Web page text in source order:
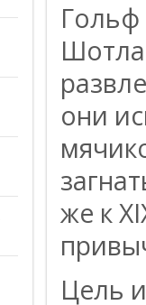
Гольф
они
же к
Цель